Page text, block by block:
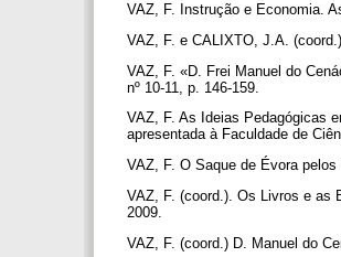
VAZ, F. Instrução e Economia.
VAZ, F. e CALIXTO, J.A.
VAZ, F. «D. Frei Manuel do
nº 10-11, p. 146-159.
VAZ, F. As Ideias Pedagógicas
apresentada à Faculdade de
VAZ, F. O Saque de Évora
VAZ, F. (coord.). Os Livros e as
2009.
VAZ, F. (coord.) D. Manuel do